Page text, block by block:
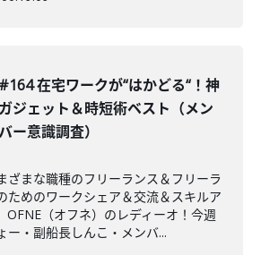
#164 在宅ワークが“はかどる“！神
ガジェット＆時短術ベスト（メン
ー意識調査）
ざまな職種のフリーランス＆フリーラ
ためのワークシェア＆交流＆スキルア
OFNE（オフネ）のレディーオ！今週
ー・副船長しんこ・メンバ...